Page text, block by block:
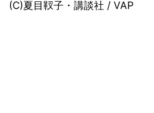
(C)夏目靫子・講談社 / VAP